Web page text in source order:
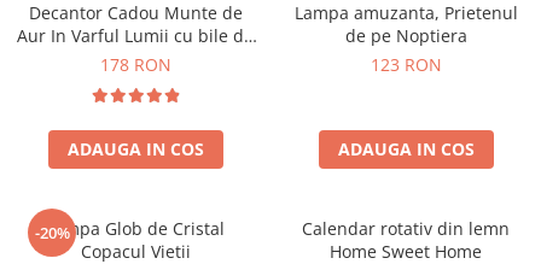
Decantor Cadou Munte de
Aur In Varful Lumii cu bile de
curatare
178 RON
ADAUGA IN COS
Lampa amuzanta, Prietenul
de pe Noptiera
123 RON
ADAUGA IN COS
-20%
Lampa Glob de Cristal
Copacul Vietii
Calendar rotativ din lemn
Home Sweet Home